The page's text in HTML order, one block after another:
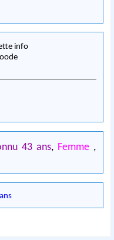
info
43 ans, Femme ,